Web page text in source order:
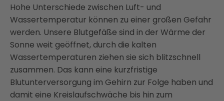
Hohe Unterschiede zwischen Luft- und
Wassertemperatur können zu einer großen Gefahr
werden. Unsere Blutgefäße sind in der Wärme der
Sonne weit geöffnet, durch die kalten
Wassertemperaturen ziehen sie sich blitzschnell
zusammen. Das kann eine kurzfristige
Blutunterversorgung im Gehirn zur Folge haben und
damit eine Kreislaufschwäche bis hin zum